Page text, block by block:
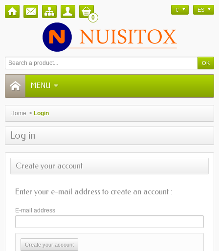
€ ES
0
MENU
Home > Login
Log in
Create your account
Enter your e-mail address to create an account :
E-mail address